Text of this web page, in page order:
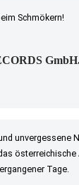
Schmökern!
unvergessene
österreichische
Tage.